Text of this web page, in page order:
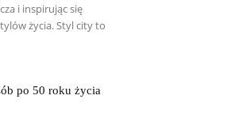
i inspirując się
życia. Styl city to
po 50 roku życia